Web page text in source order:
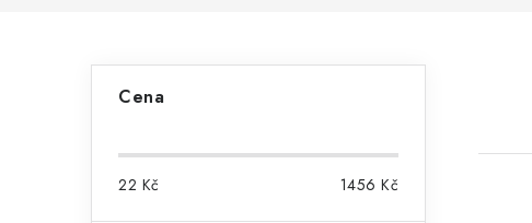
t
Cena
22 Kč 1456 Kč